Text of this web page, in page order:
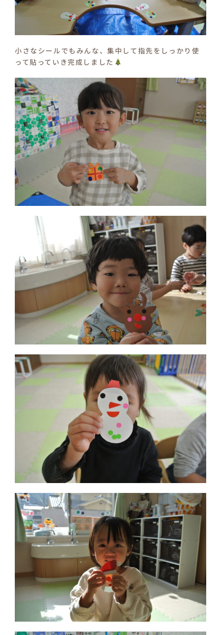
小さなシールでもみんな、集中して指先をしっかり使
って貼っていき完成しました